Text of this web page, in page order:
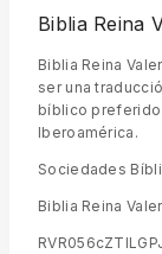
Biblia Reina
Biblia Reina
ser una
bíblico
Iberoamérica.
Sociedades
Biblia Reina